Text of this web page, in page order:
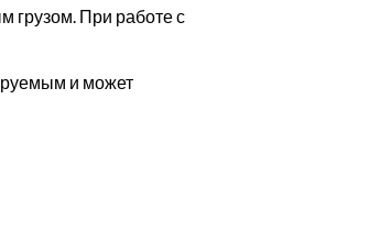
грузом. При работе с
и может